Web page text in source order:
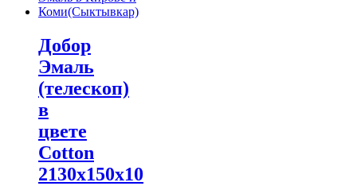
Добор
Эмаль
(телескоп)
в
цвете
Cotton
2130х150х10